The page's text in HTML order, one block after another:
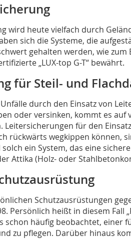
wird heute vielfach durch
sich die Systeme, die
gehalten werden, wie zum
„LUX-top G-T“ bewährt.
für Steil- und
durch den Einsatz von
oder versinken, kommt es auf
Leitersicherungen für den
rückwärts wegkippen können,
solch ein System, das eine
Attika (Holz- oder
Schutzausrüstungen
Persönlich heißt in diesem Fall
schon häufig beobachtet, einer
zu pflegen. Darüber hinaus